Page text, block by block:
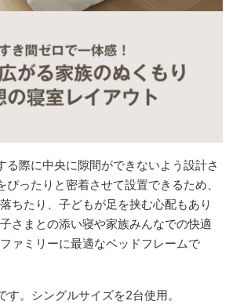
る際に中央に隙間ができないよう設計さ
ったりと密着させて設置できるため、
ちたり、子どもが足を挟む心配もあり
さまとの添い寝や家族みんなでの快適
ァミリーに最適なベッドフレームで
す。シングルサイズを2台使用。